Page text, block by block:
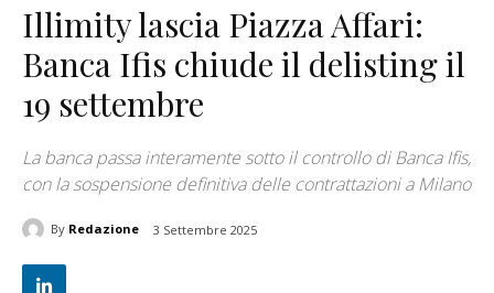
Illimity lascia Piazza Affari:
Banca Ifis chiude il delisting il
19 settembre
La banca passa interamente sotto il controllo di Banca Ifis,
con la sospensione definitiva delle contrattazioni a Milano
By Redazione 3 Settembre 2025